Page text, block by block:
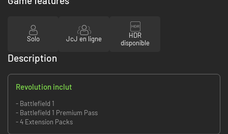
Solo JcJ en ligne
HDR
disponible
Description
Revolution inclut
- Battlefield 1
- Battlefield 1 Premium Pass
- 4 Extension Packs